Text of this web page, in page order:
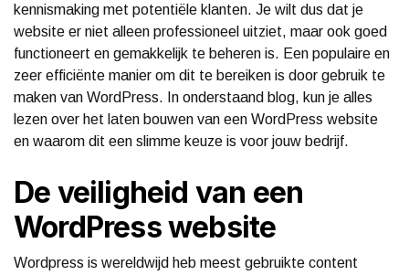
kennismaking met potentiële klanten. Je wilt dus dat je
website er niet alleen professioneel uitziet, maar ook goed
functioneert en gemakkelijk te beheren is. Een populaire en
zeer efficiënte manier om dit te bereiken is door gebruik te
maken van WordPress. In onderstaand blog, kun je alles
lezen over het laten bouwen van een WordPress website
en waarom dit een slimme keuze is voor jouw bedrijf.
De veiligheid van een
WordPress website
Wordpress is wereldwijd heb meest gebruikte content